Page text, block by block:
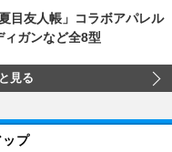
目友人帳」コラボアパレル
ガンなど全8型
見る
ップ